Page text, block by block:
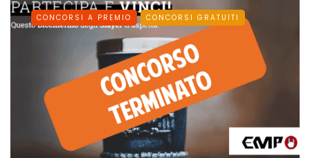
CONCORSI A PREMIO CONCORSI GRATUITI